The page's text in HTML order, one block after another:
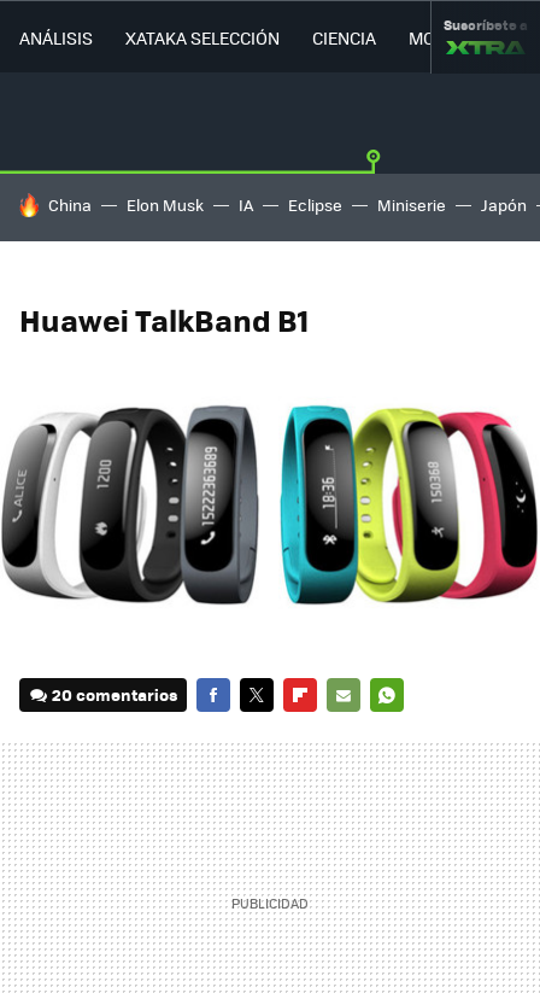
ANÁLISIS XATAKA SELECCIÓN CIENCIA MOVILIDAD
Suscríbete a
HOY SE HABLA DE
China Elon Musk IA Eclipse Miniserie Japón
Huawei TalkBand B1
20 comentarios
MAIL